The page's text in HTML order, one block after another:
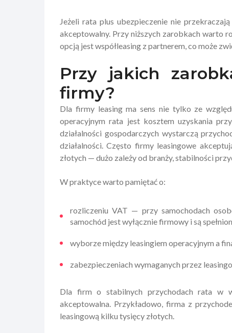
Jeżeli rata plus ubezpieczenie nie
akceptowalny. Przy niższych zarobkach warto
opcją jest współleasing z partnerem, co może
Przy jakich
firmy?
Dla firmy leasing ma sens nie tylko ze
operacyjnym rata jest kosztem uzyskania
działalności gospodarczych wystarczą
działalności. Często firmy leasingowe
złotych — dużo zależy od branży, stabilności
W praktyce warto pamiętać o:
rozliczeniu VAT — przy samochodach
samochód jest wyłącznie firmowy i są
wyborze między leasingiem operacyjnym a
zabezpieczeniach wymaganych przez
Dla firm o stabilnych przychodach rata w
akceptowalna. Przykładowo, firma z
leasingową kilku tysięcy złotych.